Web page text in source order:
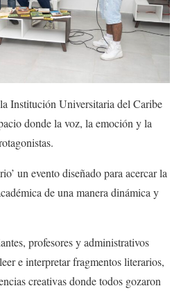
Institución Universitaria del Caribe
donde la voz, la emoción y la
un evento diseñado para acercar la
de una manera dinámica y
profesores y administrativos
e interpretar fragmentos literarios,
creativas donde todos gozaron